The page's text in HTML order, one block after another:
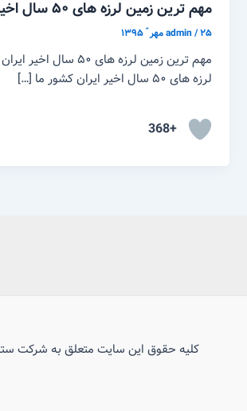
مهم ترین زمین لرزه های ۵۰ سال اخیر ایران
admin/۲۵ مهر ّ ۱۳۹۵
مهم ترین زمین لرزه های ۵۰
لرزه های ۵۰ سال اخیر ایران کشور ما […]
+368
کلیه حقوق این سایت متعلق به شرکت